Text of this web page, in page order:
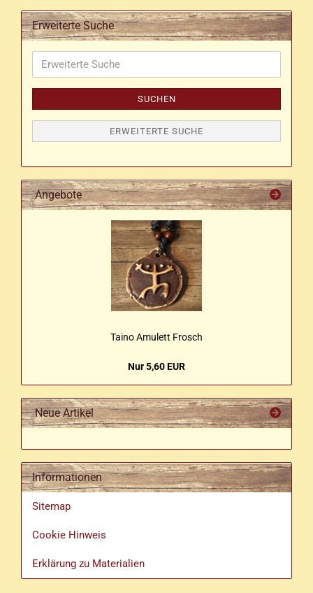
Erweiterte Suche
Erweiterte
Suche
SUCHEN
ERWEITERTE SUCHE
Angebote
Taino Amu­lett Frosch
Nur 5,60 EUR
Neue Artikel
Informationen
Sitemap
Cookie Hinweis
Erklärung zu Materialien